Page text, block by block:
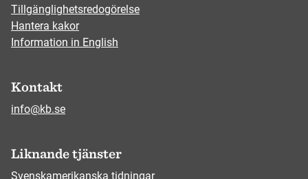
Tillgänglighetsredogörelse
Hantera kakor
Information in English
Kontakt
info@kb.se
Liknande tjänster
Svenskamerikanska tidningar